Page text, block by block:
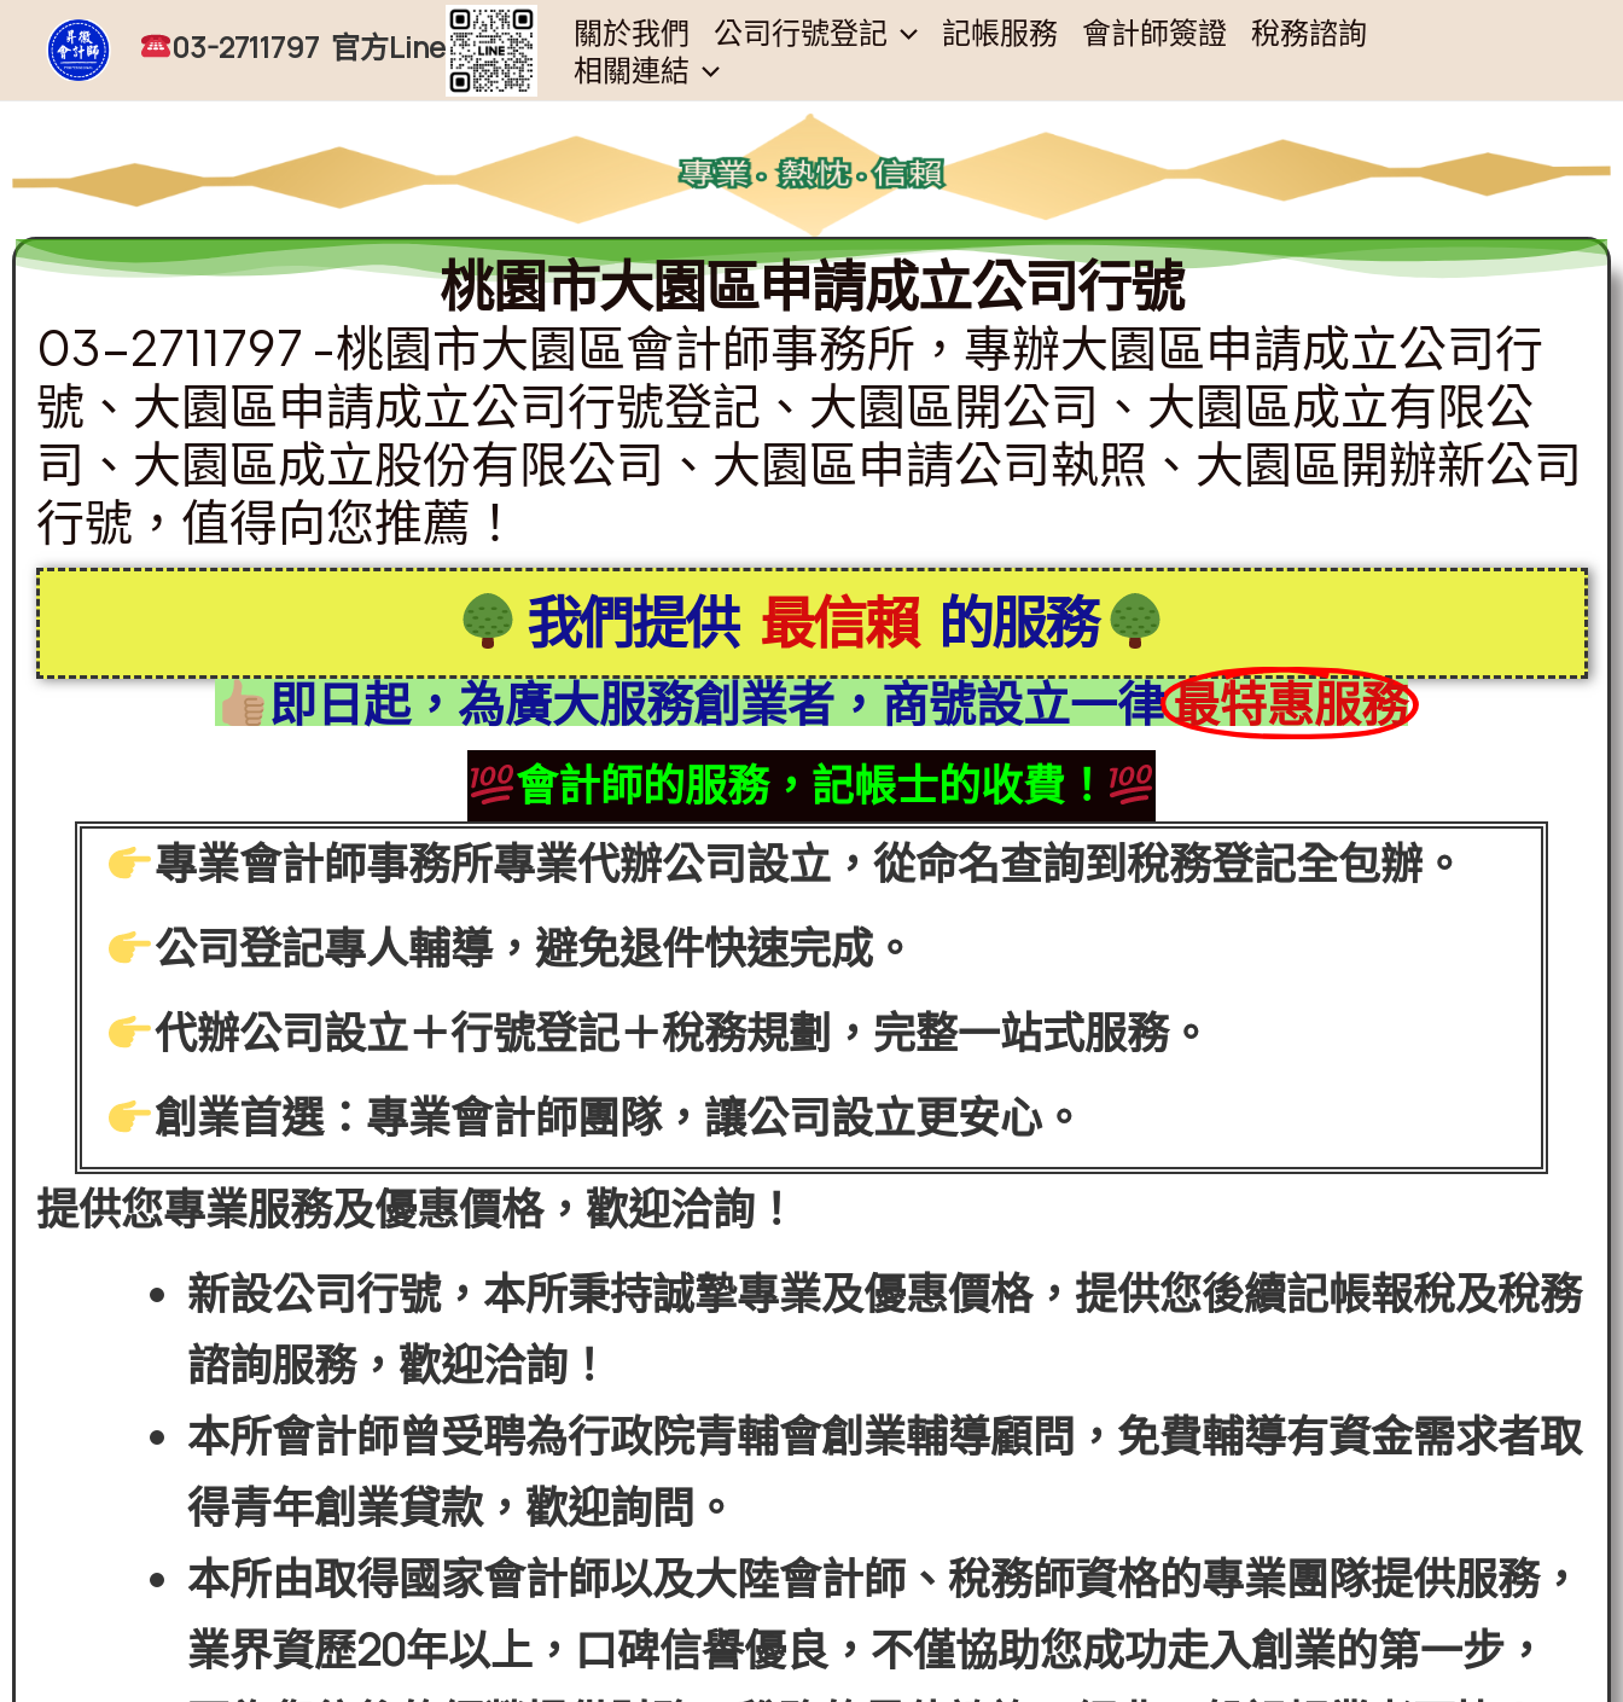
容
03-2711797 官方Line 關於我們 公司行號登記 記帳服務 會計師簽證
稅務諮詢
相關連結
桃園市大園區申請成立公司行號
03-2711797 -桃園市大園區會計師事務所，專辦大園區申請成立公司行
號、大園區申請成立公司行號登記、大園區開公司、大園區成立有限公
司、大園區成立股份有限公司、大園區申請公司執照、大園區開辦新公司
行號，值得向您推薦！​
我們提供 最信賴 的服務
即日起，為廣大服務創業者，商號設立一律最特惠服務
會計師的服務，記帳士的收費！
專業會計師事務所專業代辦公司設立，從命名查詢到稅務登記全包辦。
公司登記專人輔導，避免退件快速完成。
代辦公司設立＋行號登記＋稅務規劃，完整一站式服務。
創業首選：專業會計師團隊，讓公司設立更安心。
提供您專業服務及優惠價格，歡迎洽詢！
新設公司行號，本所秉持誠摯專業及優惠價格，提供您後續記帳報稅及稅務
諮詢服務，歡迎洽詢！
本所會計師曾受聘為行政院青輔會創業輔導顧問，免費輔導有資金需求者取
得青年創業貸款，歡迎詢問。
本所由取得國家會計師以及大陸會計師、稅務師資格的專業團隊提供服務，
業界資歷20年以上，口碑信譽優良，不僅協助您成功走入創業的第一步，